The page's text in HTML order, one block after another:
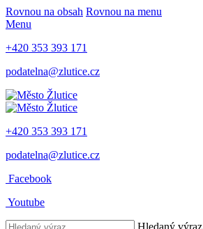
Rovnou na obsah Rovnou na menu
Menu
+420 353 393 171
podatelna@zlutice.cz
+420 353 393 171
podatelna@zlutice.cz
Facebook
Youtube
Hledaný výraz